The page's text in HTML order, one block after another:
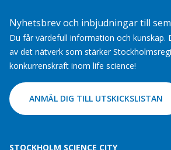
Nyhetsbrev och inbjudningar till
Du får värdefull information och kunskap.
av det nätverk som stärker
konkurrenskraft inom life science!
ANMÄL DIG TILL UTSKICKSLISTAN
STOCKHOLM SCIENCE CITY